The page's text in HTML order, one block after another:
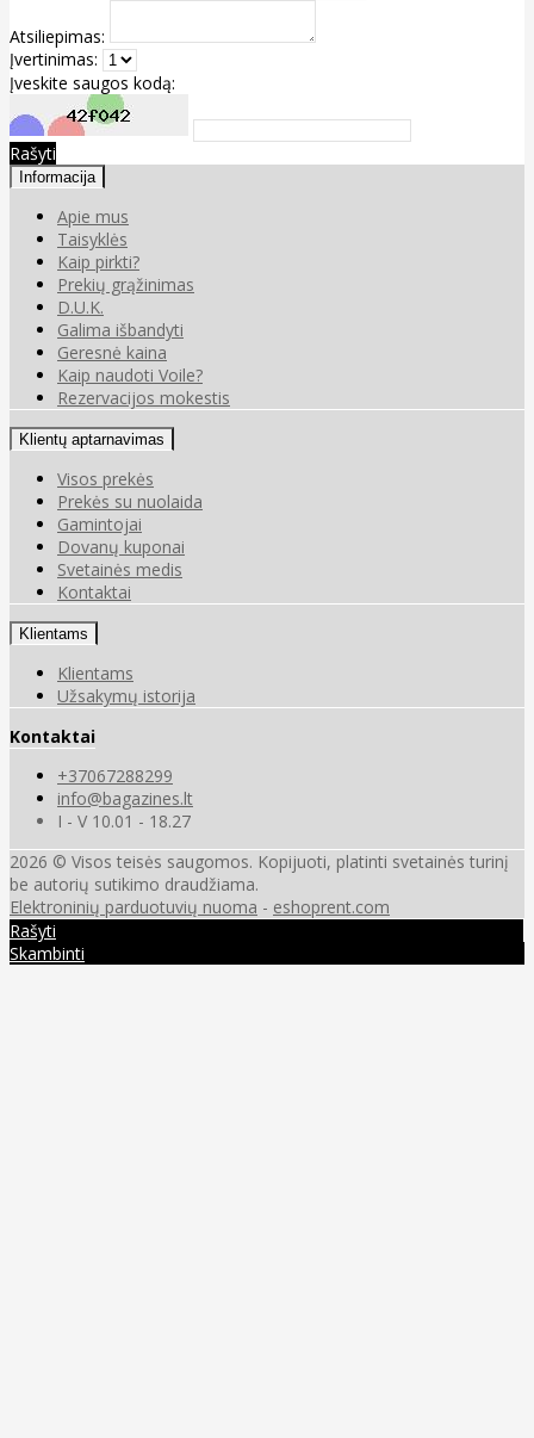
Atsiliepimas:
Įvertinimas:
Įveskite saugos kodą:
Rašyti
Informacija
Apie mus
Taisyklės
Kaip pirkti?
Prekių grąžinimas
D.U.K.
Galima išbandyti
Geresnė kaina
Kaip naudoti Voile?
Rezervacijos mokestis
Klientų aptarnavimas
Visos prekės
Prekės su nuolaida
Gamintojai
Dovanų kuponai
Svetainės medis
Kontaktai
Klientams
Klientams
Užsakymų istorija
Kontaktai
+37067288299
info@bagazines.lt
I - V 10.01 - 18.27
2026 © Visos teisės saugomos. Kopijuoti, platinti svetainės turinį
be autorių sutikimo draudžiama.
Elektroninių parduotuvių nuoma - eshoprent.com
Rašyti
Skambinti